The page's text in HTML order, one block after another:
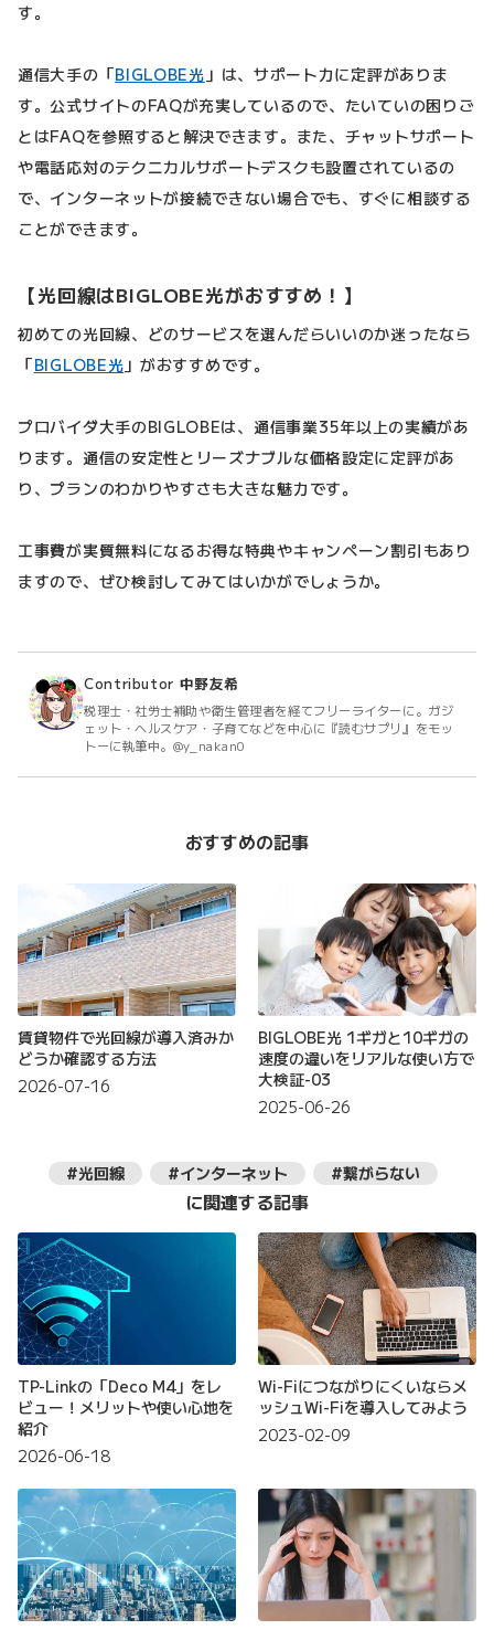
す。
通信大手の「BIGLOBE光 」は、サポート力に定評がありま
す。公式サイトのFAQが充実しているので、たいていの困りご
とはFAQを参照すると解決できます。また、チャットサポート
や電話応対のテクニカルサポートデスクも設置されているの
で、インターネットが接続できない場合でも、すぐに相談する
ことができます。
【光回線はBIGLOBE光がおすすめ！】
初めての光回線、どのサービスを選んだらいいのか迷ったなら
「BIGLOBE光 」がおすすめです。
プロバイダ大手のBIGLOBEは、通信事業35年以上の実績があ
ります。通信の安定性とリーズナブルな価格設定に定評があ
り、プランのわかりやすさも大きな魅力です。
工事費が実質無料になるお得な特典やキャンペーン割引もあり
ますので、ぜひ検討してみてはいかがでしょうか。
Contributor 中野友希
税理士・社労士補助や衛生管理者を経てフリーライターに。ガジ
ェット・ヘルスケア・子育てなどを中心に『読むサプリ』をモッ
トーに執筆中。@y_nakan0
おすすめの記事
賃貸物件で光回線が導入済みか
どうか確認する方法
2026-07-16
BIGLOBE光 1ギガと10ギガの
速度の違いをリアルな使い方で
大検証-03
2025-06-26
#光回線 #インターネット #繋がらない
に関連する記事
TP-Linkの「Deco M4」をレ
ビュー！メリットや使い心地を
紹介
2026-06-18
Wi-Fiにつながりにくいならメ
ッシュWi-Fiを導入してみよう
2023-02-09